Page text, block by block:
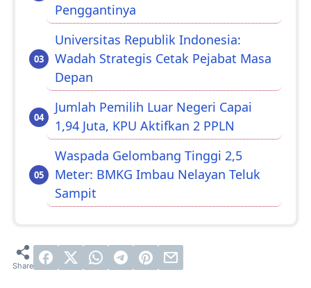
Penggantinya
Universitas Republik Indonesia:
Wadah Strategis Cetak Pejabat Masa
Depan
Jumlah Pemilih Luar Negeri Capai
1,94 Juta, KPU Aktifkan 2 PPLN
Waspada Gelombang Tinggi 2,5
Meter: BMKG Imbau Nelayan Teluk
Sampit